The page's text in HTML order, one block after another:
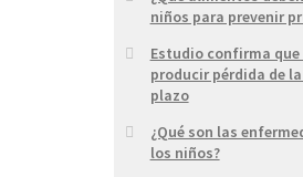
niños para prevenir
Estudio confirma
producir pérdida de
plazo
¿Qué son las
los niños?